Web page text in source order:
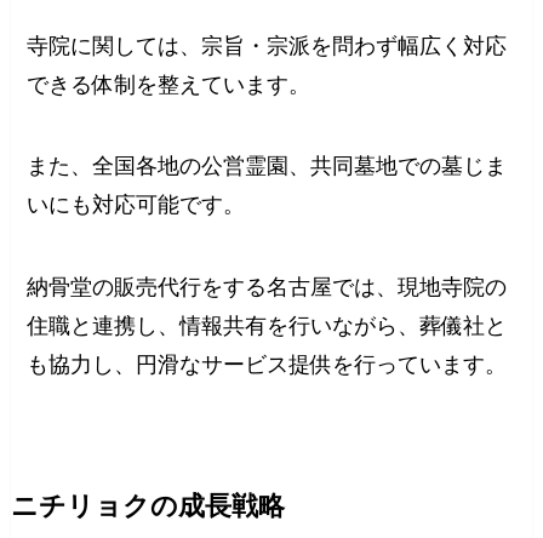
寺院に関しては、宗旨・宗派を問わず幅広く対応
できる体制を整えています。
また、全国各地の公営霊園、共同墓地での墓じま
いにも対応可能です。
納骨堂の販売代行をする名古屋では、現地寺院の
住職と連携し、情報共有を行いながら、葬儀社と
も協力し、円滑なサービス提供を行っています。
ニチリョクの成長戦略